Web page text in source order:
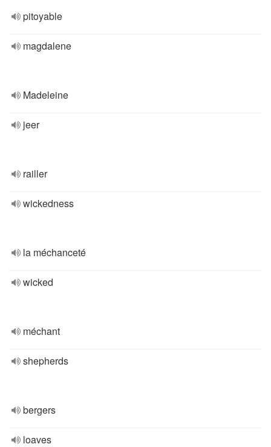
pitoyable
magdalene
Madeleine
jeer
railler
wickedness
la méchanceté
wicked
méchant
shepherds
bergers
loaves